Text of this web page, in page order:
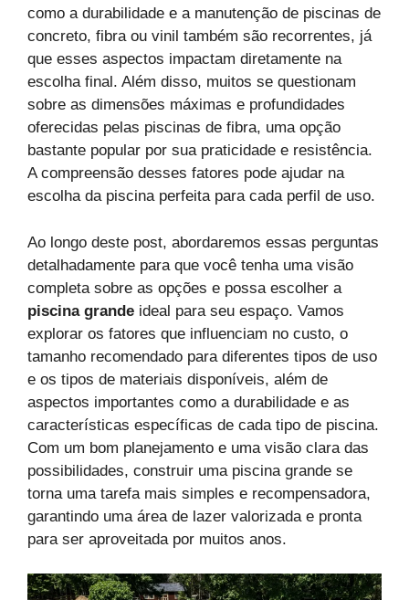
como a durabilidade e a manutenção de piscinas de
concreto, fibra ou vinil também são recorrentes, já
que esses aspectos impactam diretamente na
escolha final. Além disso, muitos se questionam
sobre as dimensões máximas e profundidades
oferecidas pelas piscinas de fibra, uma opção
bastante popular por sua praticidade e resistência.
A compreensão desses fatores pode ajudar na
escolha da piscina perfeita para cada perfil de uso.
Ao longo deste post, abordaremos essas perguntas
detalhadamente para que você tenha uma visão
completa sobre as opções e possa escolher a
piscina grande ideal para seu espaço. Vamos
explorar os fatores que influenciam no custo, o
tamanho recomendado para diferentes tipos de uso
e os tipos de materiais disponíveis, além de
aspectos importantes como a durabilidade e as
características específicas de cada tipo de piscina.
Com um bom planejamento e uma visão clara das
possibilidades, construir uma piscina grande se
torna uma tarefa mais simples e recompensadora,
garantindo uma área de lazer valorizada e pronta
para ser aproveitada por muitos anos.